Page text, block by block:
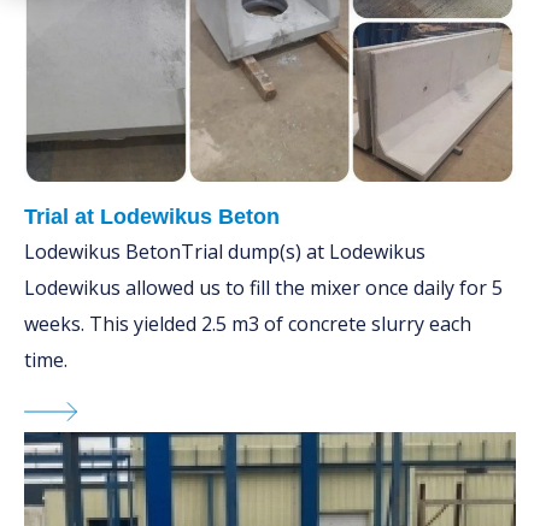
Trial at Lodewikus Beton
Lodewikus BetonTrial dump(s) at Lodewikus
Lodewikus allowed us to fill the mixer once daily for 5
weeks. This yielded 2.5 m3 of concrete slurry each
time.